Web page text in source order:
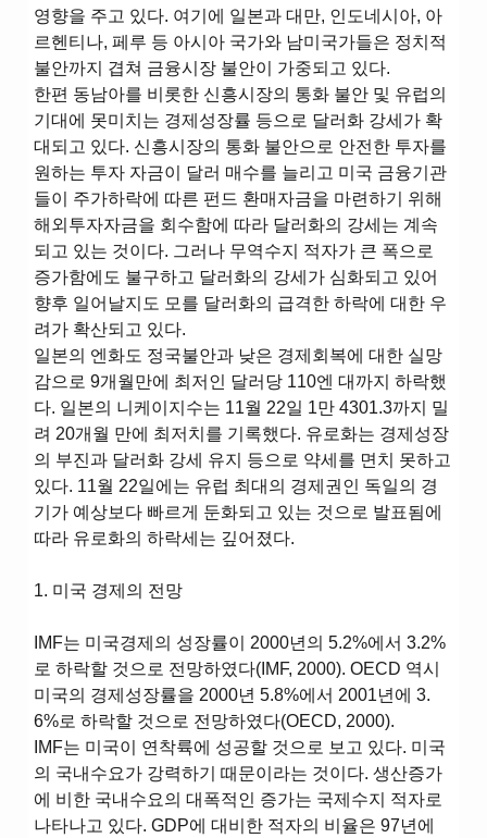
영향을 주고 있다. 여기에 일본과 대만, 인도네시아, 아
르헨티나, 페루 등 아시아 국가와 남미국가들은 정치적
불안까지 겹쳐 금융시장 불안이 가중되고 있다.
한편 동남아를 비롯한 신흥시장의 통화 불안 및 유럽의
기대에 못미치는 경제성장률 등으로 달러화 강세가 확
대되고 있다. 신흥시장의 통화 불안으로 안전한 투자를
원하는 투자 자금이 달러 매수를 늘리고 미국 금융기관
들이 주가하락에 따른 펀드 환매자금을 마련하기 위해
해외투자자금을 회수함에 따라 달러화의 강세는 계속
되고 있는 것이다. 그러나 무역수지 적자가 큰 폭으로
증가함에도 불구하고 달러화의 강세가 심화되고 있어
향후 일어날지도 모를 달러화의 급격한 하락에 대한 우
려가 확산되고 있다.
일본의 엔화도 정국불안과 낮은 경제회복에 대한 실망
감으로 9개월만에 최저인 달러당 110엔 대까지 하락했
다. 일본의 니케이지수는 11월 22일 1만 4301.3까지 밀
려 20개월 만에 최저치를 기록했다. 유로화는 경제성장
의 부진과 달러화 강세 유지 등으로 약세를 면치 못하고
있다. 11월 22일에는 유럽 최대의 경제권인 독일의 경
기가 예상보다 빠르게 둔화되고 있는 것으로 발표됨에
따라 유로화의 하락세는 깊어졌다.
1. 미국 경제의 전망
IMF는 미국경제의 성장률이 2000년의 5.2%에서 3.2%
로 하락할 것으로 전망하였다(IMF, 2000). OECD 역시
미국의 경제성장률을 2000년 5.8%에서 2001년에 3.
6%로 하락할 것으로 전망하였다(OECD, 2000).
IMF는 미국이 연착륙에 성공할 것으로 보고 있다. 미국
의 국내수요가 강력하기 때문이라는 것이다. 생산증가
에 비한 국내수요의 대폭적인 증가는 국제수지 적자로
나타나고 있다. GDP에 대비한 적자의 비율은 97년에